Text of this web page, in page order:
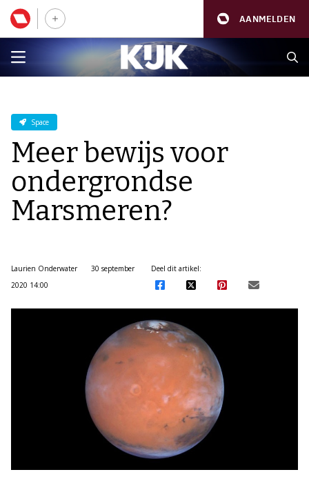
AANMELDEN
Space
Meer bewijs voor
ondergrondse
Marsmeren?
Laurien Onderwater
30 september
2020 14:00
Deel dit artikel: